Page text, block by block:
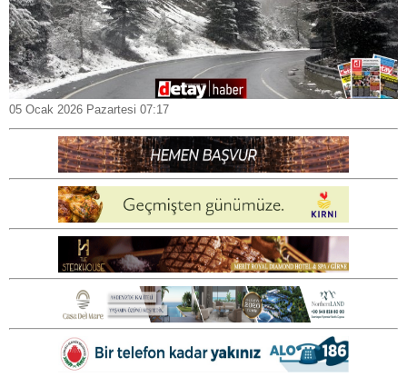
05 Ocak 2026 Pazartesi 07:17